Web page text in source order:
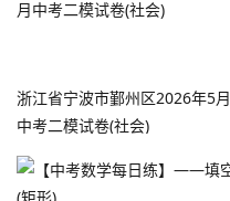
浙江省宁波市鄞州区2026年5月
中考二模试卷(社会)